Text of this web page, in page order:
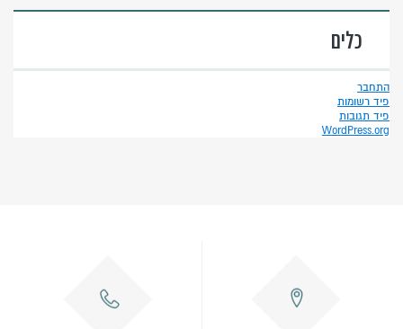
כלים
התחבר
פיד רשומות
פיד תגובות
WordPress.org